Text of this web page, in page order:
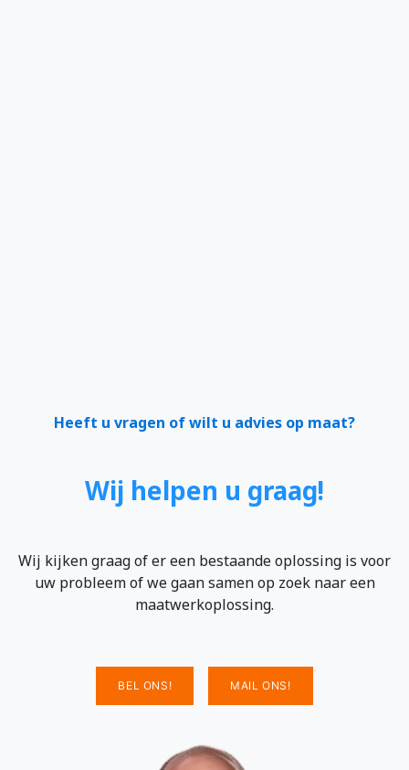
Heeft u vragen of wilt u advies op maat?
Wij helpen u graag!
Wij kijken graag of er een bestaande oplossing is voor
uw probleem of we gaan samen op zoek naar een
maatwerkoplossing.
BEL ONS! MAIL ONS!